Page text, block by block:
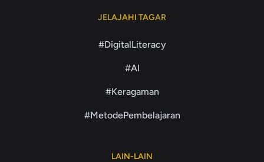
JELAJAHI TAGAR
#DigitalLiteracy
#AI
#Keragaman
#MetodePembelajaran
LAIN-LAIN